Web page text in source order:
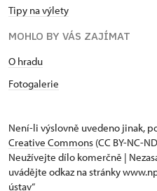
Tipy na výlety
MOHLO BY VÁS ZAJÍMAT
O hradu
Fotogalerie
Není-li výslovně uvedeno jinak,
Creative Commons (CC BY-NC-
Neužívejte dílo komerčně |
uvádějte odkaz na stránky
ústav“